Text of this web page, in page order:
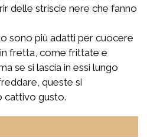
delle striscie nere che fanno
sono più adatti per cuocere
fretta, come frittate e
se si lascia in essi lungo
queste si
cattivo gusto.